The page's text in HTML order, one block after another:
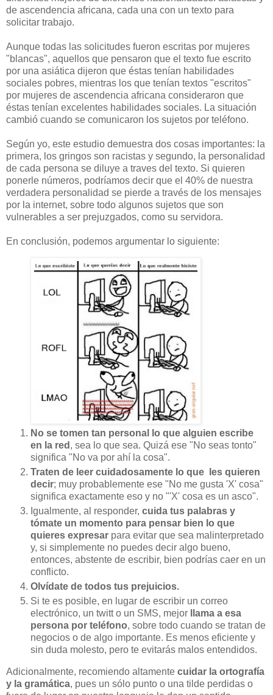
de ascendencia africana, cada una con un texto para
solicitar trabajo.
Aunque todas las solicitudes fueron escritas por mujeres
"blancas", aquellos que pensaron que el texto fue escrito
por una asiática dijeron que éstas tenían habilidades
sociales pobres, mientras los que tenían textos "escritos"
por mujeres de ascendencia africana consideraron que
éstas tenían excelentes habilidades sociales. La situación
cambió cuando se comunicaron los sujetos por teléfono.
Según yo, este estudio demuestra dos cosas importantes: la
primera, los gringos son racistas y segundo, la personalidad
de cada persona se diluye a traves del texto. Si quieren
ponerle números, podríamos decir que el 40% de nuestra
verdadera personalidad se pierde a través de los mensajes
por la internet, sobre todo algunos sujetos que son
vulnerables a ser prejuzgados, como su servidora.
En conclusión, podemos argumentar lo siguiente:
No se tomen tan personal lo que alguien escribe
en la red , sea lo que sea. Quizá ese "No seas tonto"
significa "No va por ahí la cosa".
Traten de leer cuidadosamente lo que les quieren
decir; muy probablemente ese "No me gusta 'X' cosa"
significa exactamente eso y no "'X' cosa es un asco".
Igualmente, al responder, cuida tus palabras y
tómate un momento para pensar bien lo que
quieres expresar para evitar que sea malinterpretado
y, si simplemente no puedes decir algo bueno,
entonces, abstente de escribir, bien podrías caer en un
conflicto.
Olvídate de todos tus prejuicios.
Si te es posible, en lugar de escribir un correo
electrónico, un twitt o un SMS, mejor
llama a esa
persona por teléfono, sobre todo cuando se tratan de
negocios o de algo importante. Es menos eficiente y
sin duda molesto, pero te evitarás malos entendidos.
Adicionalmente, recomiendo altamente cuidar la ortografía
y la gramática, pues un sólo punto o una tilde perdidas o